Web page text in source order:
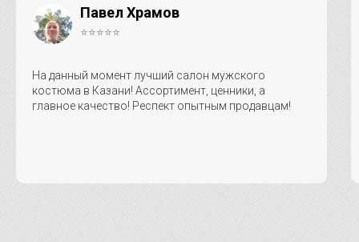
Павел Храмов
⭐⭐⭐⭐⭐
На данный момент лучший салон мужского
костюма в Казани! Ассортимент, ценники, а
главное качество! Респект опытным продавцам!